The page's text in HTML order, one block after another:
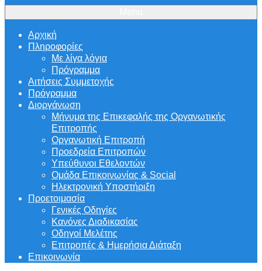
Αρχική
Πληροφορίες
Με λίγα λόγια
Πρόγραμμα
Αιτήσεις Συμμετοχής
Πρόγραμμα
Διοργάνωση
Μήνυμα της Επικεφαλής της Οργανωτικής
Επιτροπής
Οργανωτική Επιτροπή
Προεδρεία Επιτροπών
Υπεύθυνοι Εθελοντών
Ομάδα Επικοινωνίας & Social
Ηλεκτρονική Υποστήριξη
Προετοιμασία
Γενικές Οδηγίες
Κανόνες Διαδικασίας
Οδηγοί Μελέτης
Επιτροπές & Ημερήσια Διάταξη
Επικοινωνία